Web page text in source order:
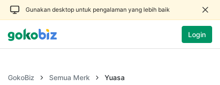
Gunakan desktop untuk pengalaman yang lebih baik
Login
GokoBiz Semua Merk Yuasa